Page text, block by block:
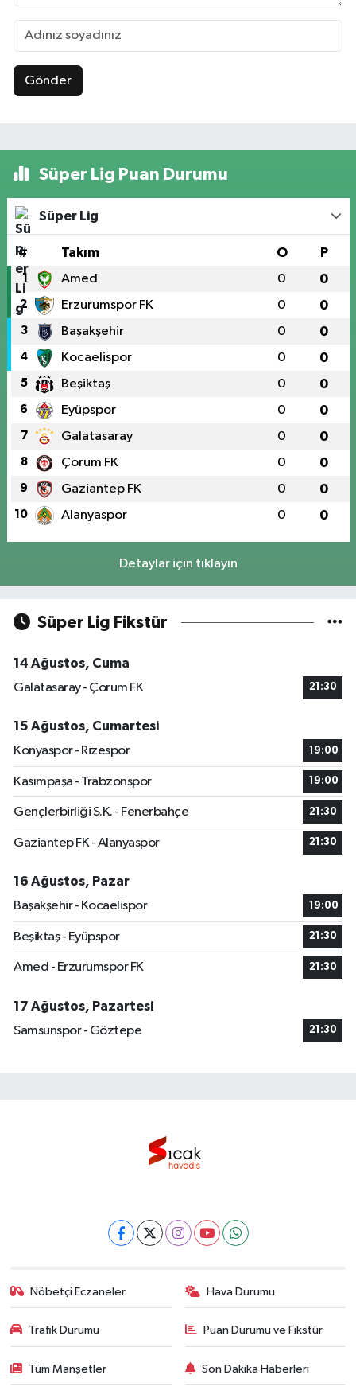
Gönder
Süper Lig Puan Durumu
Süper Lig
# Takım O P
1 Amed 0 0
2 Erzurumspor FK 0 0
3 Başakşehir 0 0
4 Kocaelispor 0 0
5 Beşiktaş 0 0
6 Eyüpspor 0 0
7 Galatasaray 0 0
8 Çorum FK 0 0
9 Gaziantep FK 0 0
10 Alanyaspor 0 0
Detaylar için tıklayın
Süper Lig Fikstür
14 Ağustos, Cuma
Galatasaray - Çorum FK
21:30
15 Ağustos, Cumartesi
Konyaspor - Rizespor
19:00
Kasımpaşa - Trabzonspor 19:00
Gençlerbirliği S.K. - Fenerbahçe 21:30
Gaziantep FK - Alanyaspor 21:30
16 Ağustos, Pazar
Başakşehir - Kocaelispor
19:00
Beşiktaş - Eyüpspor 21:30
Amed - Erzurumspor FK 21:30
17 Ağustos, Pazartesi
Samsunspor - Göztepe
21:30
Nöbetçi Eczaneler Hava Durumu
Trafik Durumu Puan Durumu ve Fikstür
Tüm Manşetler Son Dakika Haberleri